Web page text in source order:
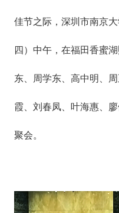
佳节之际，深圳市南京
四）中午，在福田香蜜
东、周学东、高中明、
霞、刘春凤、叶海惠、
聚会。